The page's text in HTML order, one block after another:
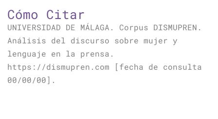
Cómo Citar
UNIVERSIDAD DE MÁLAGA. Corpus DISMUPREN.
Análisis del discurso sobre mujer y
lenguaje en la prensa.
https://dismupren.com [fecha de consulta
00/00/00].